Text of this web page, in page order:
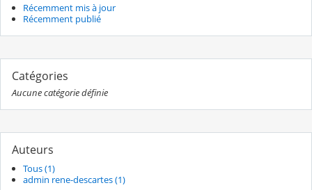
Récemment mis à jour
Récemment publié
Catégories
Aucune catégorie définie
Auteurs
Tous (1)
admin rene-descartes (1)